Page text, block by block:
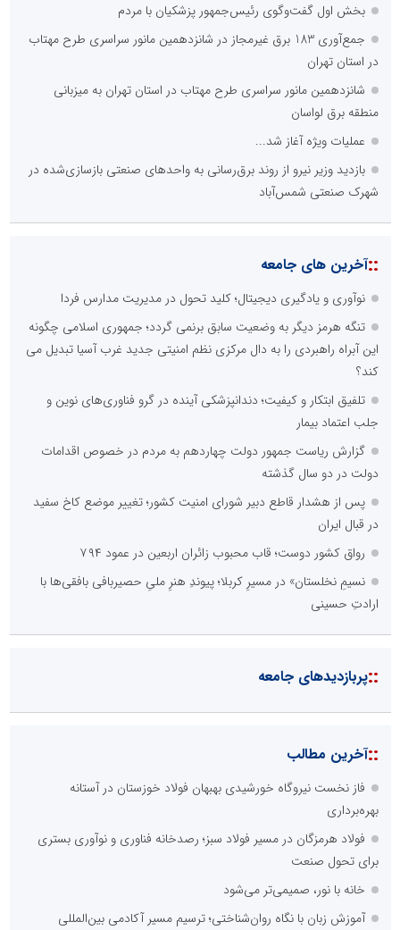
بخش اول گفت‌وگوی رئیس‌جمهور پزشکیان با مردم
جمع‌آوری 183 برق غیرمجاز در شانزدهمین مانور سراسری طرح مهتاب
در استان تهران
شانزدهمین مانور سراسری طرح مهتاب در استان تهران به میزبانی
منطقه برق لواسان
عملیات ویژه آغاز شد...
بازدید وزیر نیرو از روند برق‌رسانی به واحدهای صنعتی بازسازی‌شده در
شهرک صنعتی شمس‌آباد
::آخرین های جامعه
نوآوری و یادگیری دیجیتال؛ کلید تحول در مدیریت مدارس فردا
تنگه هرمز دیگر به وضعیت سابق برنمی گردد؛ جمهوری اسلامی چگونه
این آبراه راهبردی را به دال مرکزی نظم امنیتی جدید غرب آسیا تبدیل می
کند؟
تلفیق ابتکار و کیفیت؛ دندانپزشکی آینده در گرو فناوری‌های نوین و
جلب اعتماد بیمار
گزارش ریاست جمهور دولت چهاردهم به مردم در خصوص اقدامات
دولت در دو سال گذشته
پس از هشدار قاطع دبیر شورای امنیت کشور؛ تغییر موضع کاخ سفید
در قبال ایران
رواق کشور دوست؛ قاب محبوب زائران اربعین در عمود ۷۹۴
نسیمِ نخلستان» در مسیرِ کربلا؛ پیوندِ هنرِ ملیِ حصیربافی بافقی‌ها با
ارادتِ حسینی
::پربازدیدهای جامعه
::آخرین مطالب
فاز نخست نیروگاه خورشیدی بهبهان فولاد خوزستان در آستانه
بهره‌برداری
فولاد هرمزگان در مسیر فولاد سبز؛ رصدخانه فناوری و نوآوری بستری
برای تحول صنعت
خانه با نور، صمیمی‌تر می‌شود
آموزش زبان با نگاه روان‌شناختی؛ ترسیم مسیر آکادمی بین‌المللی